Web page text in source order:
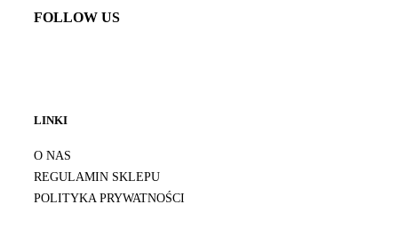
FOLLOW US
LINKI
O NAS
REGULAMIN SKLEPU
POLITYKA PRYWATNOŚCI